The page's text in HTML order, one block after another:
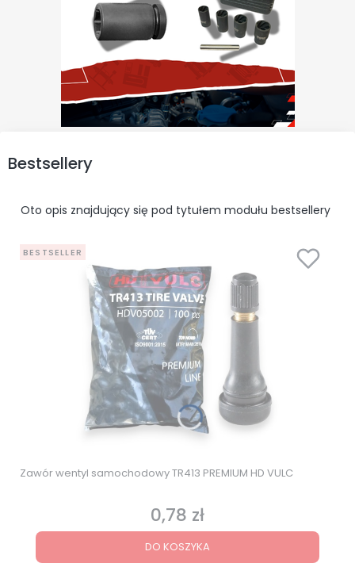
Bestsellery
Oto opis znajdujący się pod tytułem modułu bestsellery
BESTSELLER
Zawór wentyl samochodowy TR413 PREMIUM HD VULC
Cena
0,78 zł
DO KOSZYKA